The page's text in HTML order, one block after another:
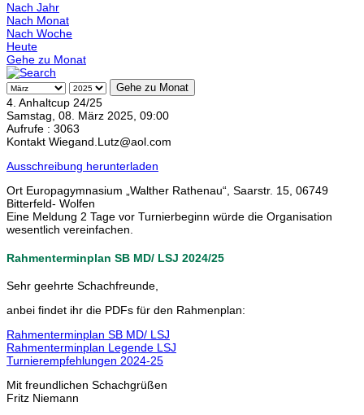
Nach Jahr
Nach Monat
Nach Woche
Heute
Gehe zu Monat
Gehe zu Monat
4. Anhaltcup 24/25
Samstag, 08. März 2025, 09:00
Aufrufe : 3063
Kontakt Wiegand.Lutz@aol.com
Ausschreibung herunterladen
Ort Europagymnasium „Walther Rathenau“, Saarstr. 15, 06749
Bitterfeld- Wolfen
Eine Meldung 2 Tage vor Turnierbeginn würde die Organisation
wesentlich vereinfachen.
Rahmenterminplan SB MD/ LSJ 2024/25
Sehr geehrte Schachfreunde,
anbei findet ihr die PDFs für den Rahmenplan:
Rahmenterminplan SB MD/ LSJ
Rahmenterminplan Legende LSJ
Turnierempfehlungen 2024-25
Mit freundlichen Schachgrüßen
Fritz Niemann